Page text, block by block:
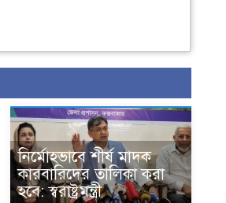
নির্মোহভাবে শীর্ষ মাদক
কারবারিদের তালিকা করা
হবে: স্বরাষ্ট্রমন্ত্রী